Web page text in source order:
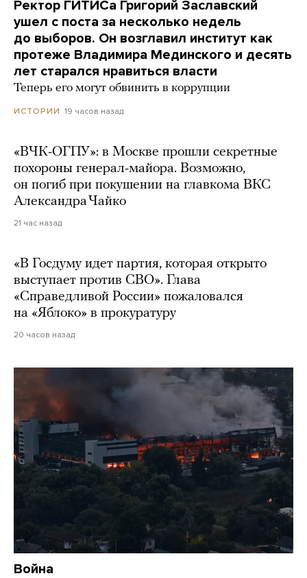
Ректор ГИТИСа Григорий Заславский
ушел с поста за несколько недель
до выборов. Он возглавил институт как
протеже Владимира Мединского и десять
лет старался нравиться власти
Теперь его могут обвинить в коррупции
ИСТОРИИ 19 часов назад
«ВЧК-ОГПУ»: в Москве прошли секретные
похороны генерал-майора. Возможно,
он погиб при покушении на главкома ВКС
Александра Чайко
21 час назад
«В Госдуму идет партия, которая открыто
выступает против СВО». Глава
«Справедливой России» пожаловался
на «Яблоко» в прокуратуру
20 часов назад
Война